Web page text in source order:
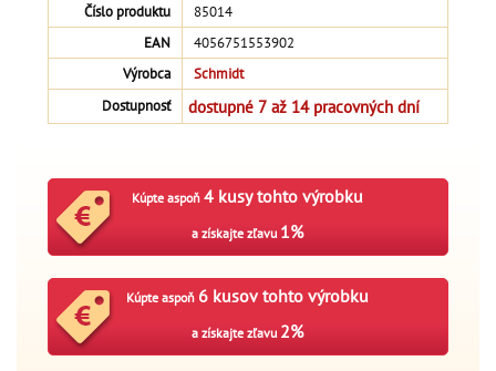
Číslo produktu
85014
EAN
4056751553902
Výrobca
Schmidt
Dostupnosť
dostupné 7 až 14 pracovných dní
Kúpte aspoň4 kusy tohto výrobku
a získajte zľavu 1%
Kúpte aspoň 6 kusov tohto výrobku
a získajte zľavu 2%